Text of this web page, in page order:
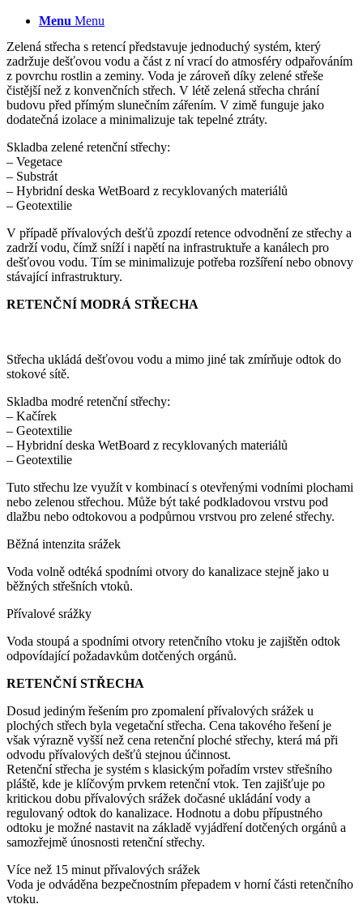
Menu Menu
Zelená střecha s retencí představuje jednoduchý systém, který
zadržuje dešťovou vodu a část z ní vrací do atmosféry odpařováním
z povrchu rostlin a zeminy. Voda je zároveň díky zelené střeše
čistější než z konvenčních střech. V létě zelená střecha chrání
budovu před přímým slunečním zářením. V zimě funguje jako
dodatečná izolace a minimalizuje tak tepelné ztráty.
Skladba zelené retenční střechy:
– Vegetace
– Substrát
– Hybridní deska WetBoard z recyklovaných materiálů
– Geotextilie
V případě přívalových dešťů zpozdí retence odvodnění ze střechy a
zadrží vodu, čímž sníží i napětí na infrastruktuře a kanálech pro
dešťovou vodu. Tím se minimalizuje potřeba rozšíření nebo obnovy
stávající infrastruktury.
RETENČNÍ MODRÁ STŘECHA
Střecha ukládá dešťovou vodu a mimo jiné tak zmírňuje odtok do
stokové sítě.
Skladba modré retenční střechy:
– Kačírek
– Geotextilie
– Hybridní deska WetBoard z recyklovaných materiálů
– Geotextilie
Tuto střechu lze využít v kombinací s otevřenými vodními plochami
nebo zelenou střechou. Může být také podkladovou vrstvu pod
dlažbu nebo odtokovou a podpůrnou vrstvou pro zelené střechy.
Běžná intenzita srážek
Voda volně odtéká spodními otvory do kanalizace stejně jako u
běžných střešních vtoků.
Přívalové srážky
Voda stoupá a spodními otvory retenčního vtoku je zajištěn odtok
odpovídající požadavkům dotčených orgánů.
RETENČNÍ STŘECHA
Dosud jediným řešením pro zpomalení přívalových srážek u
plochých střech byla vegetační střecha. Cena takového řešení je
však výrazně vyšší než cena retenční ploché střechy, která má při
odvodu přívalových dešťů stejnou účinnost.
Retenční střecha je systém s klasickým pořadím vrstev střešního
pláště, kde je klíčovým prvkem retenční vtok. Ten zajišťuje po
kritickou dobu přívalových srážek dočasné ukládání vody a
regulovaný odtok do kanalizace. Hodnotu a dobu přípustného
odtoku je možné nastavit na základě vyjádření dotčených orgánů a
samozřejmě únosnosti retenční střechy.
Více než 15 minut přívalových srážek
Voda je odváděna bezpečnostním přepadem v horní části retenčního
vtoku.